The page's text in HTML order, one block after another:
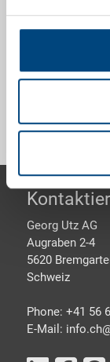
556x356x275
einer
Georg Utz AG
Augraben 2-4
5620
Schweiz
Phone: +41 56
E-Mail: